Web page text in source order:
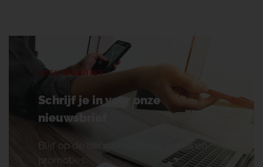
NIEUWSBRIEF
Schrijf je in voor onze
nieuwsbrief
Blijf op de hoogte van onze acties en
promoties.